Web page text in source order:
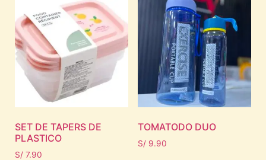
SET DE TAPERS DE
PLASTICO
S/ 7.90
TOMATODO DUO
S/9.90